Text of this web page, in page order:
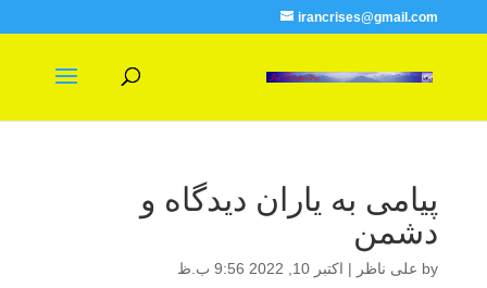
irancrises@gmail.com
پیامی به یاران دیدگاه و
دشمن
by علی ناظر | اکتبر 10, 2022 9:56 ب.ظ